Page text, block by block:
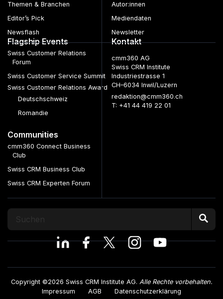
Themen & Branchen
Editor’s Pick
Newsflash
Autor:innen
Mediendaten
Newsletter
Flagship Events
Swiss Customer Relations
Forum
Swiss Customer Service Summit
Swiss Customer Relations Award
Deutschschweiz
Romandie
Communities
cmm360 Connect Business
Club
Swiss CRM Business Club
Swiss CRM Experten Forum
Kontakt
cmm360 AG
Swiss CRM Institute
Industriestrasse 1
CH–6034 Inwil/Luzern
redaktion@cmm360.ch
T: +41 44 419 22 01
Copyright ©2026 Swiss CRM Institute AG. Alle Rechte vorbehalten.
Impressum
AGB Datenschutzerklärung